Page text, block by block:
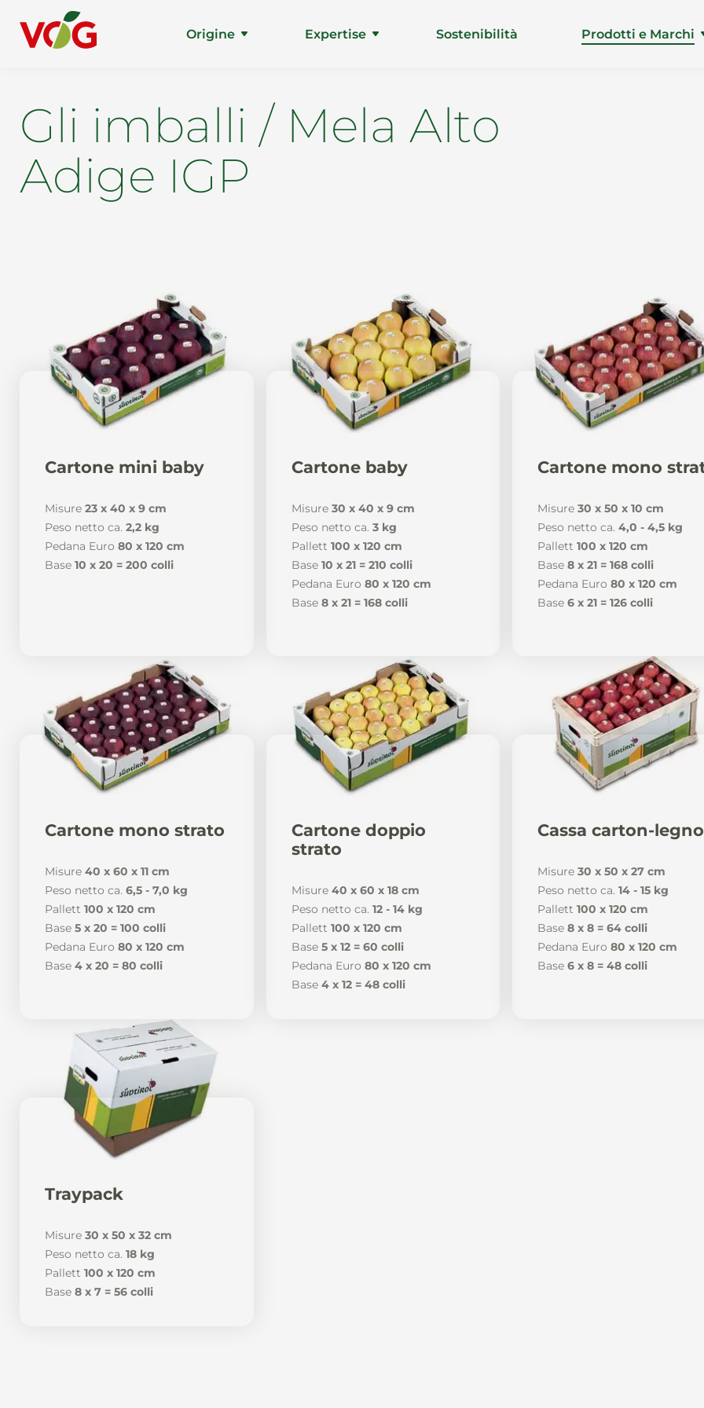
Origine Expertise Sostenibilità Prodotti e Marchi
Gli imballi / Mela Alto
Adige IGP
Cartone mini baby
Misure 23 x 40 x 9 cm
Peso netto ca. 2,2 kg
Pedana Euro 80 x 120 cm
Base 10 x 20 = 200 colli
Cartone baby
Misure 30 x 40 x 9 cm
Peso netto ca. 3 kg
Pallett 100 x 120 cm
Base 10 x 21 = 210 colli
Pedana Euro 80 x 120 cm
Base 8 x 21 = 168 colli
Cartone mono
Misure 30 x 50 x 10 cm
Peso netto ca. 4,0 - 4,5 kg
Pallett 100 x 120 cm
Base 8 x 21 = 168 colli
Pedana Euro 80 x 120 cm
Base 6 x 21 = 126 colli
Cartone mono strato
Misure 40 x 60 x 11 cm
Peso netto ca. 6,5 - 7,0 kg
Pallett 100 x 120 cm
Base 5 x 20 = 100 colli
Pedana Euro 80 x 120 cm
Base 4 x 20 = 80 colli
Cartone doppio
strato
Misure 40 x 60 x 18 cm
Peso netto ca. 12 - 14 kg
Pallett 100 x 120 cm
Base 5 x 12 = 60 colli
Pedana Euro 80 x 120 cm
Base 4 x 12 = 48 colli
Cassa carton-legno
Misure 30 x 50 x 27 cm
Peso netto ca. 14 - 15 kg
Pallett 100 x 120 cm
Base 8 x 8 = 64 colli
Pedana Euro 80 x 120 cm
Base 6 x 8 = 48 colli
Traypack
Misure 30 x 50 x 32 cm
Peso netto ca. 18 kg
Pallett 100 x 120 cm
Base 8 x 7 = 56 colli